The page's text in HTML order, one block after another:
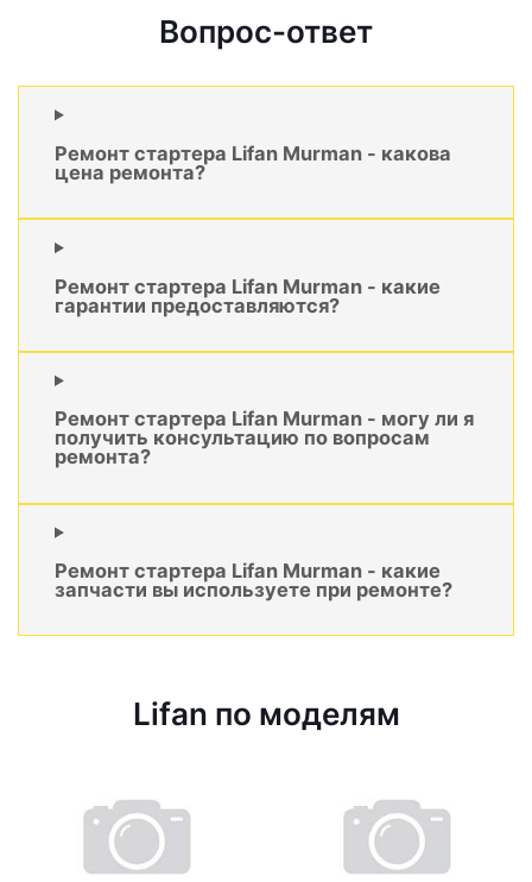
Вопрос-ответ
Ремонт стартера Lifan Murman - какова
цена ремонта?
Ремонт стартера Lifan Murman - какие
гарантии предоставляются?
Ремонт стартера Lifan Murman - могу ли я
получить консультацию по вопросам
ремонта?
Ремонт стартера Lifan Murman - какие
запчасти вы используете при ремонте?
Lifan по моделям